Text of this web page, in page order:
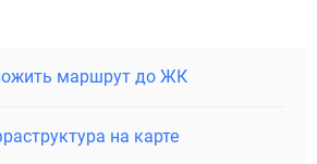
маршрут до ЖК
на карте